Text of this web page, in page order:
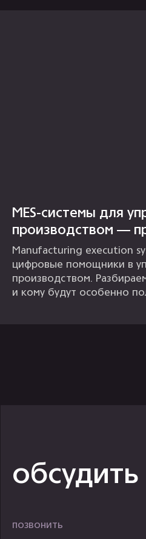
MES-системы для
производством —
Manufacturing execution
цифровые помощники в
производством.
и кому будут особенно
telegram
Написать в
телеграм
Max